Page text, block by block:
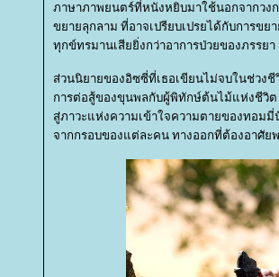
ภาษาภาพยนตร์ที่หนังหยิบมาใช้นอกจากวง
ขยายลุกลาม ที่อาจเปรียบเปรยได้กับการข
ทุกข์ทรมานเสียยิ่งกว่าอาการป่วยของภรรยา
ส่วนนิยายของอิซซี่ที่เธอเขียนไม่จบในช่ว
การต่อสู้ของขุนพลกับผู้พิทักษ์ต้นไม้แห่งชีวิต
สู่ภาวะแห่งความเข้าใจความตายของทอ
จากกรอบของแต่ละคน ทางออกที่ต้องอาศัย